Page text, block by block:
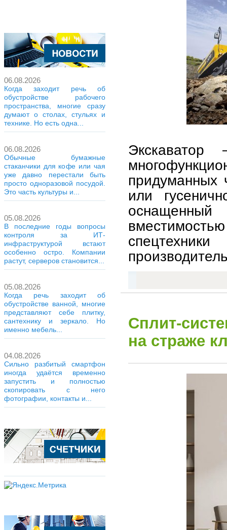
06.08.2026
Когда заходит речь об
обустройстве рабочего
пространства, многие сразу
думают о столах, стульях и
технике. Но есть одна...
06.08.2026
Обычные бумажные
стаканчики для кофе или чая
уже давно перестали быть
просто одноразовой посудой.
Это часть культуры и...
05.08.2026
В последние годы вопросы
контроля за ИТ-
инфраструктурой встают
особенно остро. Компании
растут, серверов становится...
05.08.2026
Когда речь заходит об
обустройстве ванной, многие
представляют себе плитку,
сантехнику и зеркало. Но
именно мебель...
04.08.2026
Сильно разбитый смартфон
иногда удаётся временно
запустить и полностью
скопировать с него
фотографии, контакты и...
придуманных
или
Сплит-
на страже